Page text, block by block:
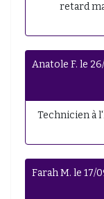
retard
Anatole F. le
Technicien à
Farah M. le 17/